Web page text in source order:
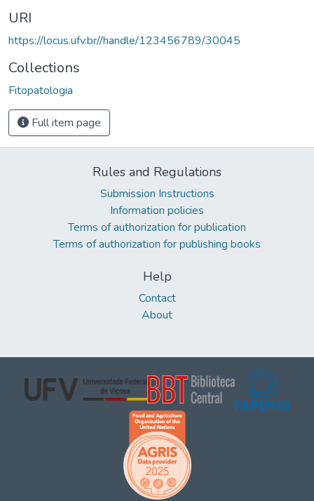
URI
https://locus.ufv.br//handle/123456789/30045
Collections
Fitopatologia
Full item page
Rules and Regulations
Submission Instructions
Information policies
Terms of authorization for publication
Terms of authorization for publishing books
Help
Contact
About